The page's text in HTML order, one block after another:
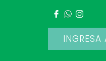
INGRESA